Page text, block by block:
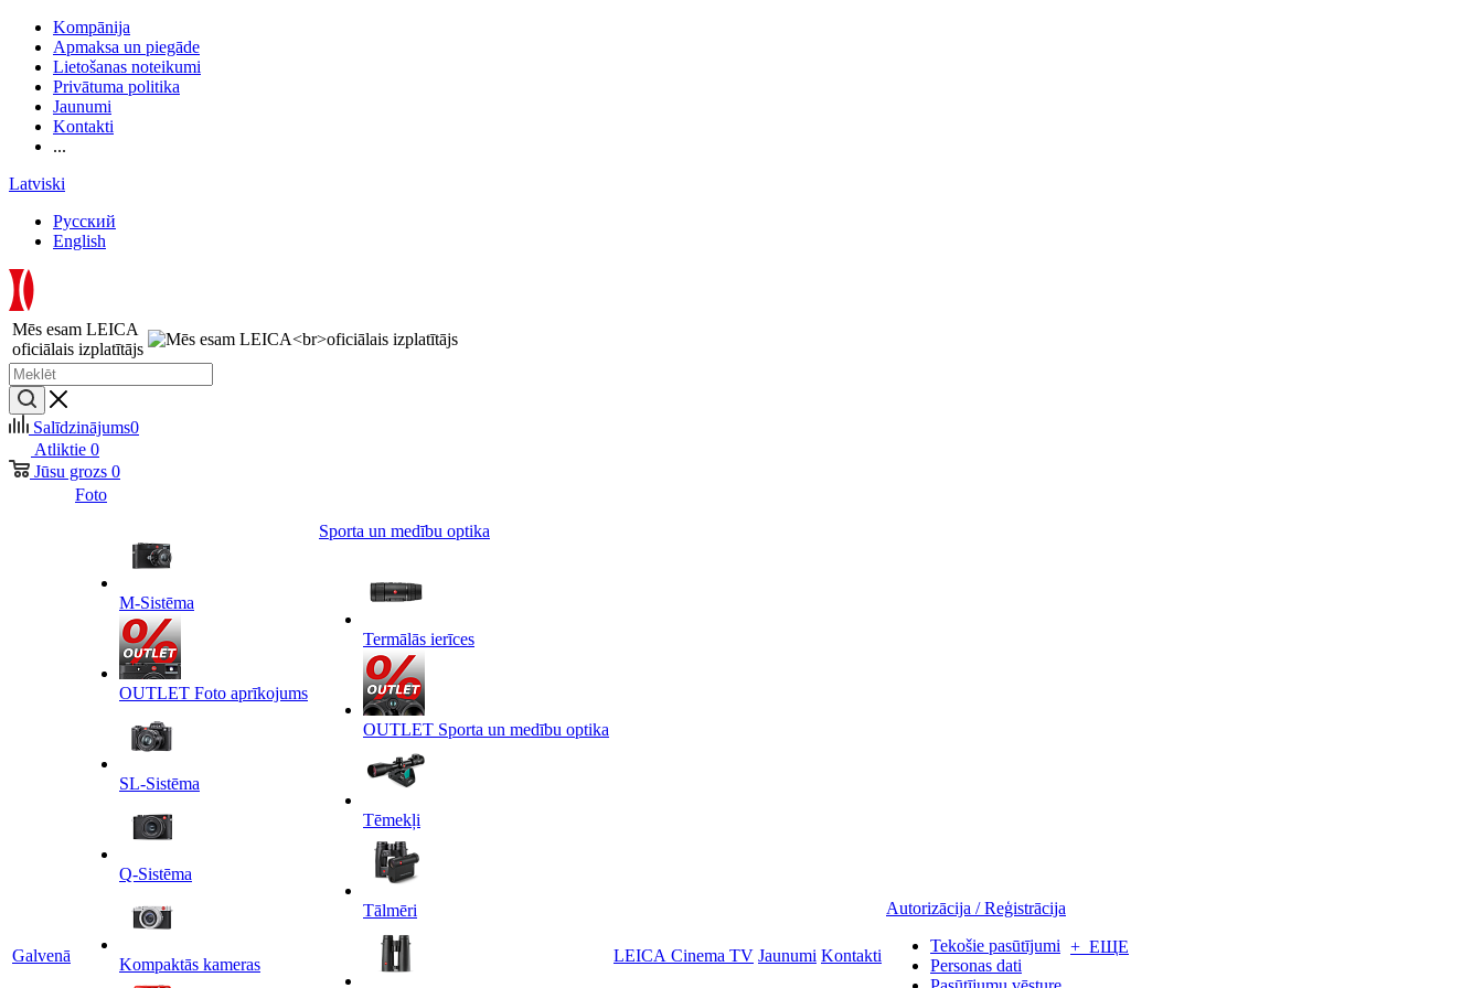
Kompānija
Apmaksa un piegāde
Lietošanas noteikumi
Privātuma politika
Jaunumi
Kontakti
...
Latviski
Русский
English
Mēs esam LEICA
oficiālais izplatītājs
Salīdzinājums0
Atliktie 0
Jūsu grozs 0
Galvenā
Foto
M-Sistēma
OUTLET Foto aprīkojums
SL-Sistēma
Q-Sistēma
Kompaktās kameras
Sporta un medību optika
Termālās ierīces
OUTLET Sporta un medību optika
Tēmekļi
Tālmēri
LEICA Cinema TV Jaunumi Kontakti
Autorizācija / Reģistrācija
Tekošie pasūtījumi
Personas dati
+ ЕЩЕ